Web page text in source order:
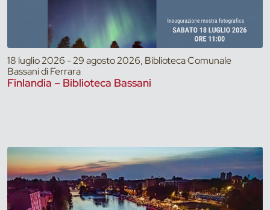
18 luglio 2026 - 29 agosto 2026, Biblioteca Comunale
Bassani di Ferrara
Finlandia – Biblioteca Bassani